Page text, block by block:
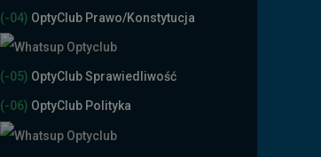
(-04) OptyClub Prawo/Konstytucja
(-05) OptyClub Sprawiedliwość
(-06) OptyClub Polityka